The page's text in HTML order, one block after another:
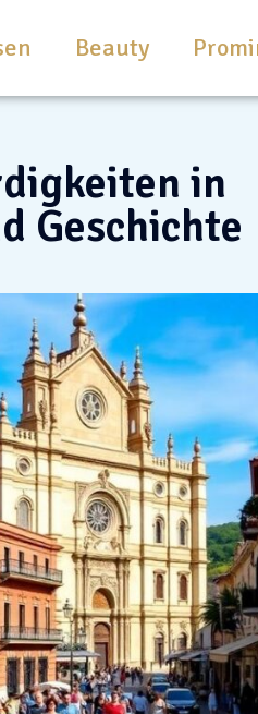
Beauty
in
Geschichte